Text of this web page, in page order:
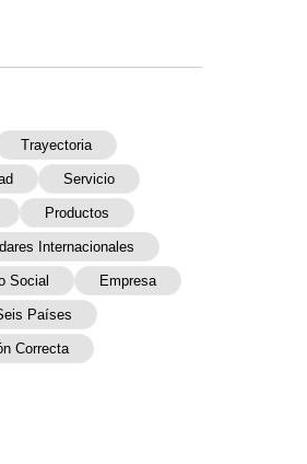
Trayectoria
Servicio
Productos
Internacionales
Social Empresa
Países
Correcta